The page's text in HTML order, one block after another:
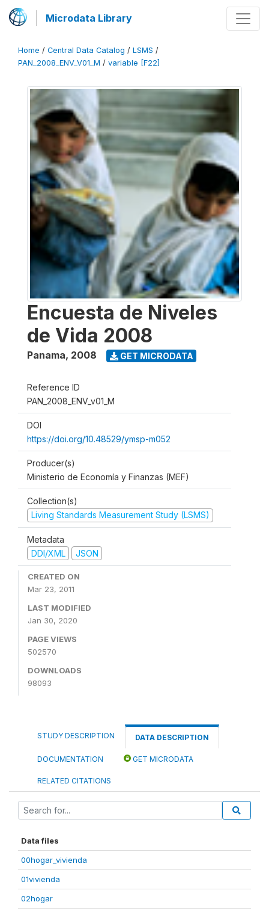
Microdata Library
Home / Central Data Catalog / LSMS /
PAN_2008_ENV_V01_M / variable [F22]
Encuesta de Niveles
de Vida 2008
Panama, 2008 GET MICRODATA
Reference ID
PAN_2008_ENV_v01_M
DOI
https://doi.org/10.48529/ymsp-m052
Producer(s)
Ministerio de Economía y Finanzas (MEF)
Collection(s)
Living Standards Measurement Study (LSMS)
Metadata
DDI/XML
JSON
CREATED ON
Mar 23, 2011
LAST MODIFIED
Jan 30, 2020
PAGE VIEWS
502570
DOWNLOADS
98093
STUDY DESCRIPTION DATA DESCRIPTION
DOCUMENTATION GET MICRODATA
RELATED CITATIONS
Data files
00hogar_vivienda
01vivienda
02hogar